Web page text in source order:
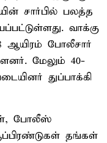
சார்பில் பலத்த
வாக்கு
ஆயிரம் போலீசார்
மேலும் 40-
துப்பாக்கி
போலீஸ்
தங்கள்